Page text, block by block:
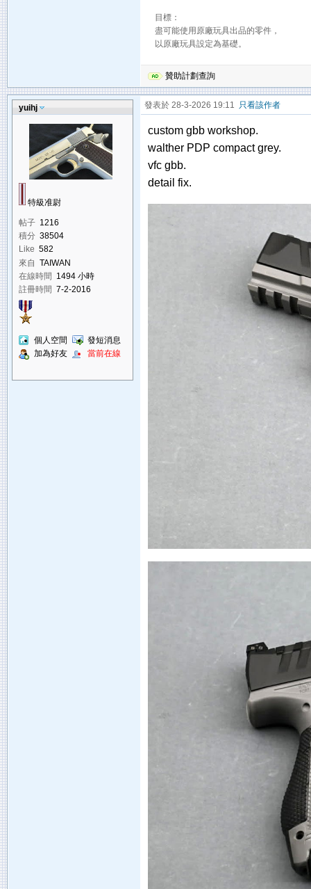
目標：
盡可能使用原廠玩具出品的零件，
以原廠玩具設定為基礎。
贊助計劃查詢
yuihj
特級准尉
帖子 1216
積分 38504
Like 582
來自 TAIWAN
在線時間 1494 小時
註冊時間 7-2-2016
個人空間
發短消息
加為好友
當前在線
發表於 28-3-2026 19:11 只看該作者
custom gbb workshop.
walther PDP compact grey.
vfc gbb.
detail fix.